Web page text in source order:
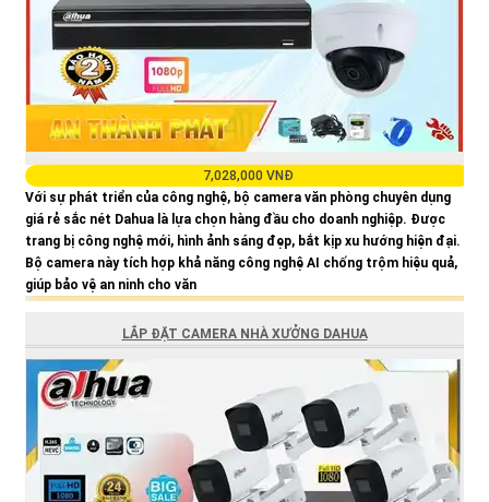
7,028,000 VNĐ
Với sự phát triển của công nghệ, bộ camera văn phòng chuyên dụng
giá rẻ sắc nét Dahua là lựa chọn hàng đầu cho doanh nghiệp. Được
trang bị công nghệ mới, hình ảnh sáng đẹp, bắt kịp xu hướng hiện đại.
Bộ camera này tích hợp khả năng công nghệ AI chống trộm hiệu quả,
giúp bảo vệ an ninh cho văn
LẮP ĐẶT CAMERA NHÀ XƯỞNG DAHUA